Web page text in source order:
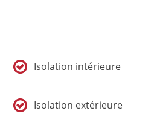
Isolation intérieure
Isolation extérieure